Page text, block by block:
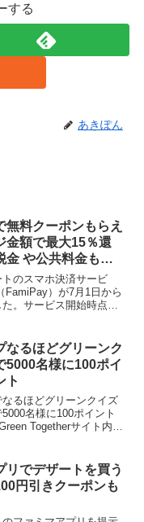
する
あきぽん
無料クーポンもらえ
金額で最大15％還
金 や公共料金も対
のスマホ決済サービ
FamiPay）が7月1日から
。サービス開始時点で
エマ）で利用できます。
た...
なるほどグリーンク
名様に100ポイ
ト
るほどグリーンクイズ
名様に100ポイント
Togetherサイト内の
できます。応募期...
リでデザートを買う
円引きクーポンも